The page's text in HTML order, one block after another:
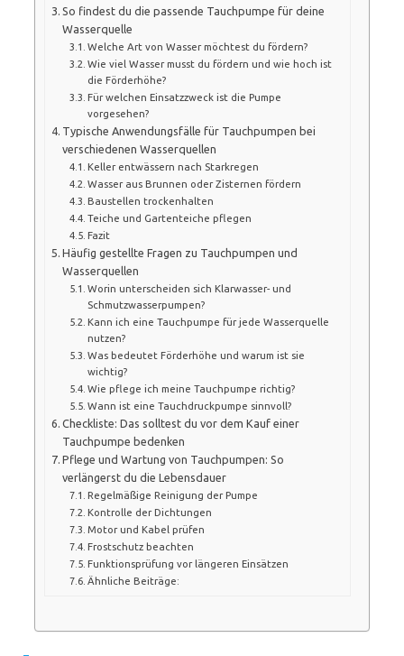
So findest du die passende Tauchpumpe für deine
Wasserquelle
Welche Art von Wasser möchtest du fördern?
Wie viel Wasser musst du fördern und wie hoch ist
die Förderhöhe?
Für welchen Einsatzzweck ist die Pumpe
vorgesehen?
Typische Anwendungsfälle für Tauchpumpen bei
verschiedenen Wasserquellen
Keller entwässern nach Starkregen
Wasser aus Brunnen oder Zisternen fördern
Baustellen trockenhalten
Teiche und Gartenteiche pflegen
Fazit
Häufig gestellte Fragen zu Tauchpumpen und
Wasserquellen
Worin unterscheiden sich Klarwasser- und
Schmutzwasserpumpen?
Kann ich eine Tauchpumpe für jede Wasserquelle
nutzen?
Was bedeutet Förderhöhe und warum ist sie
wichtig?
Wie pflege ich meine Tauchpumpe richtig?
Wann ist eine Tauchdruckpumpe sinnvoll?
Checkliste: Das solltest du vor dem Kauf einer
Tauchpumpe bedenken
Pflege und Wartung von Tauchpumpen: So
verlängerst du die Lebensdauer
Regelmäßige Reinigung der Pumpe
Kontrolle der Dichtungen
Motor und Kabel prüfen
Frostschutz beachten
Funktionsprüfung vor längeren Einsätzen
Ähnliche Beiträge: